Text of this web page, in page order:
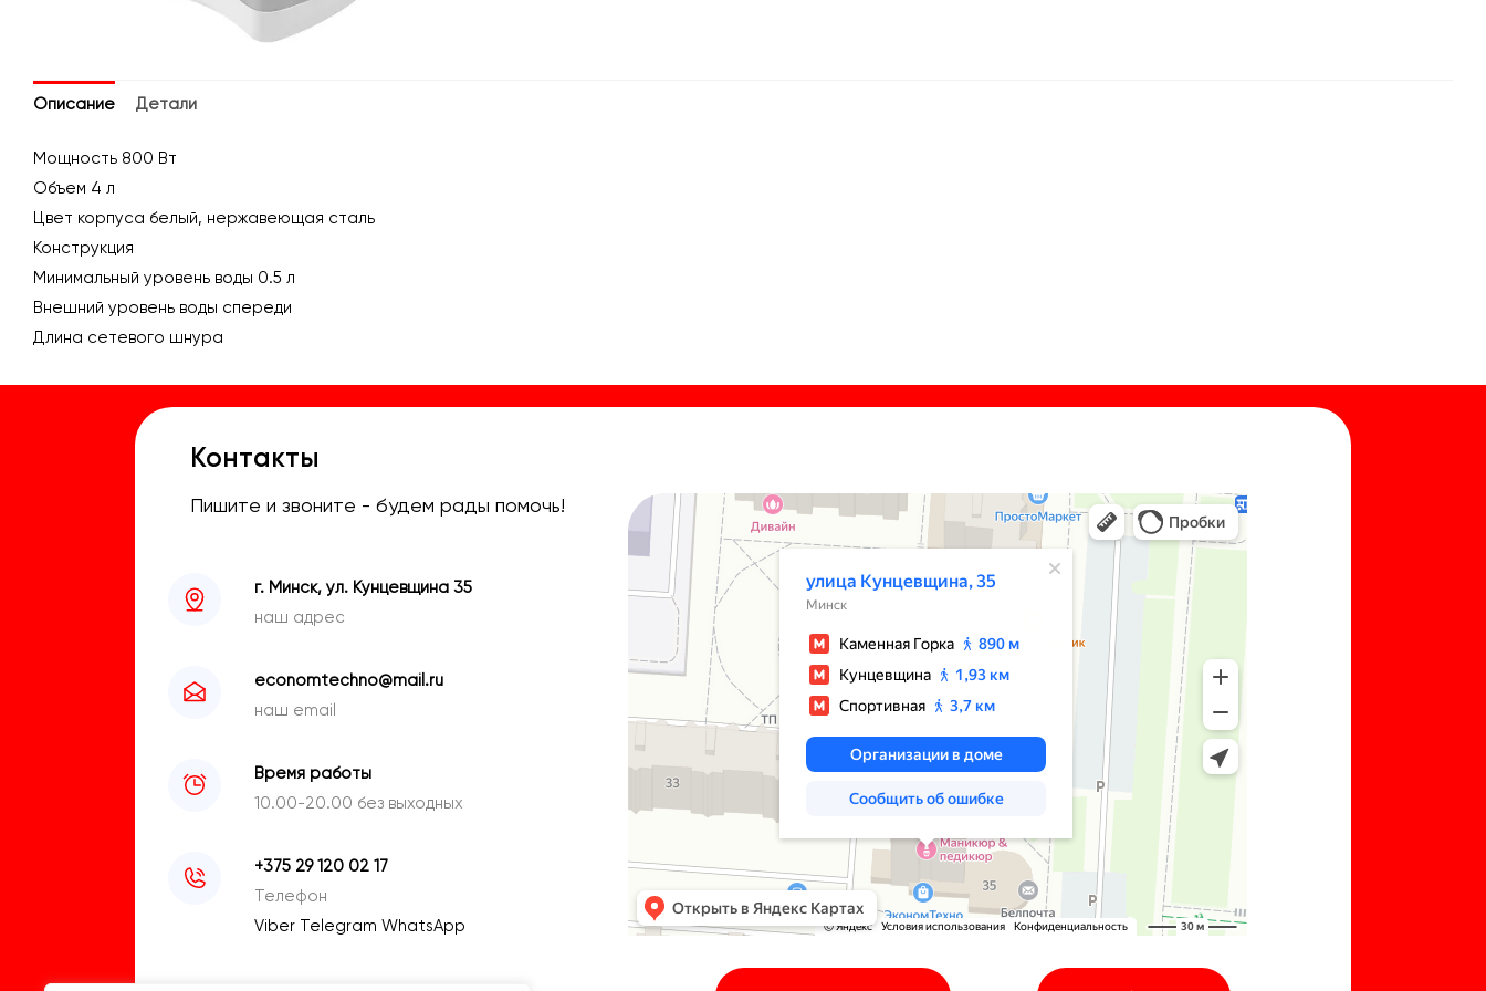
Описание Детали
Мощность 800 Вт
Объем 4 л
Цвет корпуса белый, нержавеющая сталь
Конструкция
Минимальный уровень воды 0.5 л
Внешний уровень воды спереди
Длина сетевого шнура
Контакты
Пишите и звоните - будем рады помочь!
г. Минск, ул. Кунцевщина 35
наш адрес
economtechno@mail.ru
наш email
Время работы
10.00-20.00 без выходных
+375 29 120 02 17
Телефон
Viber Telegram WhatsApp
Минск
Улица Кунцевщина, 35 — Яндекс Карты